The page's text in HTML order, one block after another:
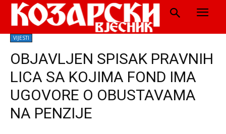
VIJESTI
OBJAVLJEN SPISAK PRAVNIH
LICA SA KOJIMA FOND IMA
UGOVORE O OBUSTAVAMA
NA PENZIJE